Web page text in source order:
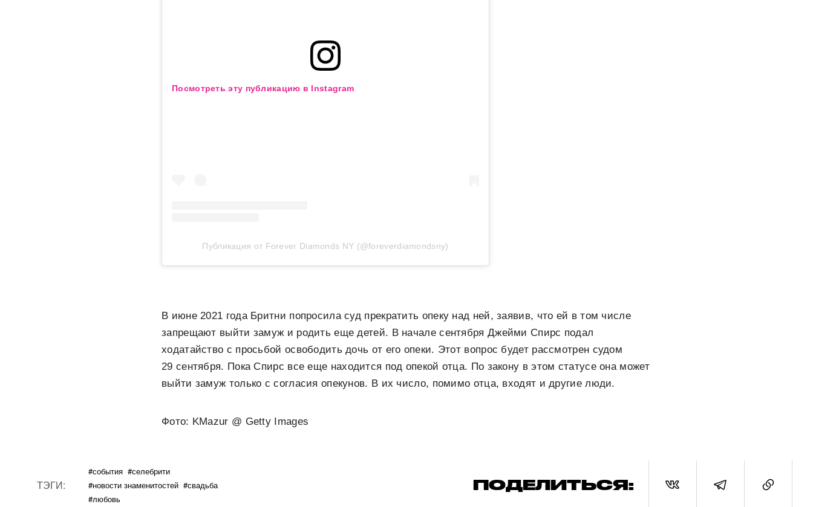
Посмотреть эту публикацию в Instagram
Публикация от Forever Diamonds NY (@foreverdiamondsny)
В июне 2021 года Бритни попросила суд прекратить опеку над ней, заявив, что ей в том числе
запрещают выйти замуж и родить еще детей. В начале сентября Джейми Спирс подал
ходатайство с просьбой освободить дочь от его опеки. Этот вопрос будет рассмотрен судом
29 сентября. Пока Спирс все еще находится под опекой отца. По закону в этом статусе она может
выйти замуж только с согласия опекунов. В их число, помимо отца, входят и другие люди.
Фото: KMazur @ Getty Images
ТЭГИ:
#события #селебрити
#новости знаменитостей #свадьба
#любовь
ПОДЕЛИТЬСЯ: